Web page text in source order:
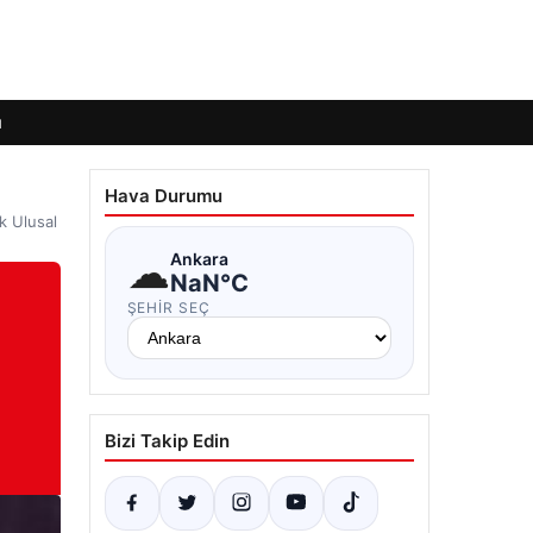
Ulusal
Hava Durumu
☁Ankara
NaN°C
ŞEHIR SEÇ
Bizi Takip Edin